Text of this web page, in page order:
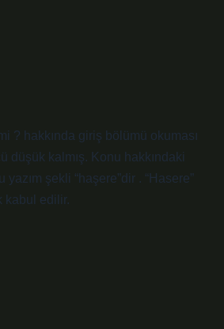
? hakkında giriş bölümü okuması
düşük kalmış. Konu hakkındaki
yazım şekli “haşere”dir . “Hasere”
kabul edilir.